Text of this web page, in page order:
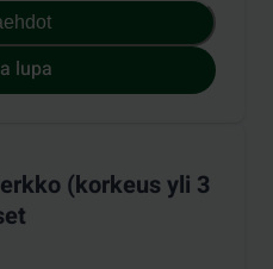
lupa
(korkeus yli 3